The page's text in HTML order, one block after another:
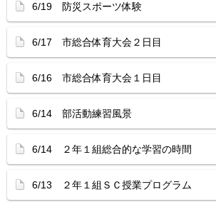
6/19 防災スポーツ体験
6/17 市総合体育大会２日目
6/16 市総合体育大会１日目
6/14 部活動練習風景
6/14 ２年１組総合的な学習の時間
6/13 ２年１組ＳＣ授業プログラム